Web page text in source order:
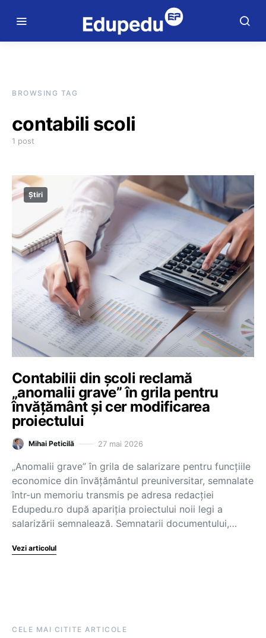
BROWSING TAG
contabili scoli
1 post
Știri
Contabilii din școli reclamă
„anomalii grave” în grila pentru
învățământ și cer modificarea
proiectului
Mihai Peticilă 27 mai 2026
„Anomalii grave” în grila de salarizare pentru funcțiile
economice din învățământul preuniversitar, semnalate
într-un memoriu transmis pe adresa redacției
Edupedu.ro după apariția proiectului noii legi a
salarizării semnalează. Semnatarii documentului,…
Vezi articolul
CELE MAI CITITE ARTICOLE